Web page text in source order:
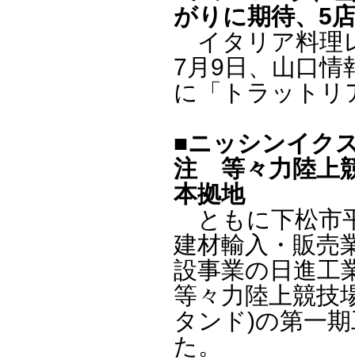
がりに期待、5
イタリア料理
7月9日、山口情
に「トラットリ
■ニッシンイク
注 等々力陸上
本拠地
ともに下松市
建材輸入・販売
設事業の日進工
等々力陸上競技
タンド)の第一
た。